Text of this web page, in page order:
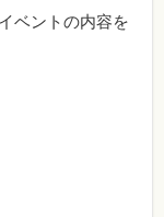
ベントの内容を